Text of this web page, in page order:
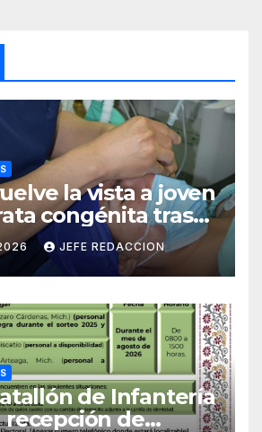
la vista a joven
congénita tras
limitación visual
JEFE REDACCION
de Infantería
recepción de